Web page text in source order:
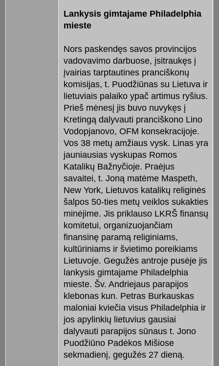
Lankysis gimtajame Phila­delphia
mieste
Nors paskendęs savos provincijos
vadovavimo darbuose, įsitraukęs į
įvairias tarptautines pranciškonų
komisijas, t. Puodžiūnas su Lie­tuva ir
lietuviais palaiko ypač arti­mus ryšius.
Prieš mėnesį jis buvo nu­vykęs į
Kretingą dalyvauti pranciškono Lino
Vodopja­novo, OFM konsekracijoje.
Vos 38 me­tų amžiaus vysk. Linas yra
jauniausias vyskupas Romos
Katalikų Baž­ny­čioje. Pra­ėjus
savaitei, t. Joną matėme Mas­peth,
New York, Lietuvos katalikų religinės
šalpos 50-ties metų veiklos sukakties
minėjime. Jis priklauso LKRŠ finansų
komitetui, organizuojančiam
finansinę paramą reli­giniams,
kultūriniams ir švietimo poreikiams
Lietuvoje. Gegužės antroje pusėje jis
lankysis gimtajame Phila­delphia
mieste. Šv. Andriejaus parapijos
klebonas kun. Petras Burkaus­kas
maloniai kviečia visus Philadel­phia ir
jos apylinkių lietuvius gau­­siai
dalyvauti parapijos sūnaus t. Jono
Puodžiūno Padėkos Mišiose
sekmadienį, gegužės 27 dieną.